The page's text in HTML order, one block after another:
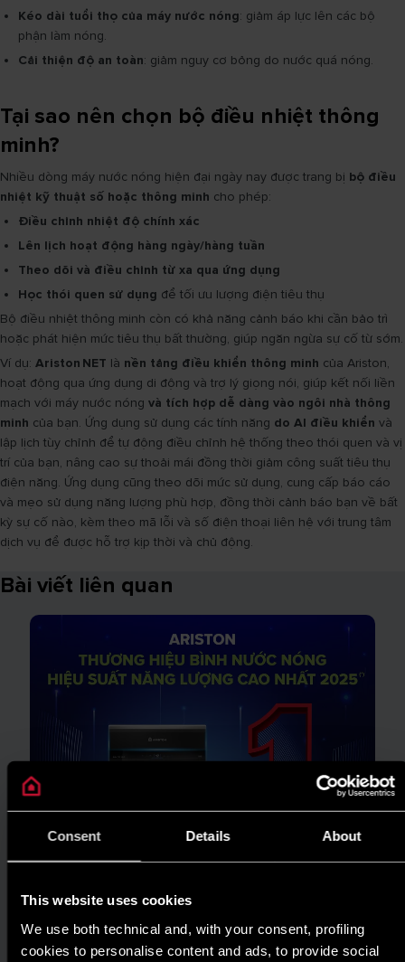
Consent Details About
This website uses cookies
We use both technical and, with your consent, profiling
cookies to personalise content and ads, to provide social
Kéo dài tuổi thọ của máy nước nóng: giảm áp lực lên các bộ
phận làm nóng.
Cải thiện độ an toàn: giảm nguy cơ bỏng do nước quá nóng.
Tại sao nên chọn bộ điều nhiệt thông
minh?
Nhiều dòng máy nước nóng hiện đại ngày nay được trang bị bộ điều
nhiệt kỹ thuật số hoặc thông minh cho phép:
Điều chỉnh nhiệt độ chính xác
Lên lịch hoạt động hàng ngày/hàng tuần
Theo dõi và điều chỉnh từ xa qua ứng dụng
Học thói quen sử dụng để tối ưu lượng điện tiêu thụ
Bộ điều nhiệt thông minh còn có khả năng cảnh báo khi cần bảo trì
hoặc phát hiện mức tiêu thụ bất thường, giúp ngăn ngừa sự cố từ sớm.
Ví dụ: Ariston NET là nền tảng điều khiển thông minh của Ariston,
hoạt động qua ứng dụng di động và trợ lý giọng nói, giúp kết nối liền
mạch với máy nước nóng và tích hợp dễ dàng vào ngôi nhà thông
minh của bạn. Ứng dụng sử dụng các tính năng do AI điều khiển và
lập lịch tùy chỉnh để tự động điều chỉnh hệ thống theo thói quen và vị
trí của bạn, nâng cao sự thoải mái đồng thời giảm công suất tiêu thụ
điện năng. Ứng dụng cũng theo dõi mức sử dụng, cung cấp báo cáo
và mẹo sử dụng năng lượng phù hợp, đồng thời cảnh báo bạn về bất
kỳ sự cố nào, kèm theo mã lỗi và số điện thoại liên hệ với trung tâm
dịch vụ để được hỗ trợ kịp thời và chủ động.
Bài viết liên quan